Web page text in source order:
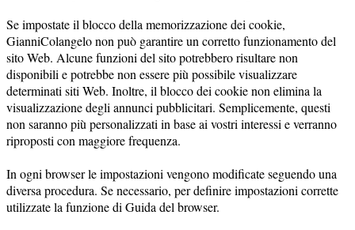
Se impostate il blocco della memorizzazione dei cookie,
GianniColangelo non può garantire un corretto funzionamento del
sito Web. Alcune funzioni del sito potrebbero risultare non
disponibili e potrebbe non essere più possibile visualizzare
determinati siti Web. Inoltre, il blocco dei cookie non elimina la
visualizzazione degli annunci pubblicitari. Semplicemente, questi
non saranno più personalizzati in base ai vostri interessi e verranno
riproposti con maggiore frequenza.
In ogni browser le impostazioni vengono modificate seguendo una
diversa procedura. Se necessario, per definire impostazioni corrette
utilizzate la funzione di Guida del browser.